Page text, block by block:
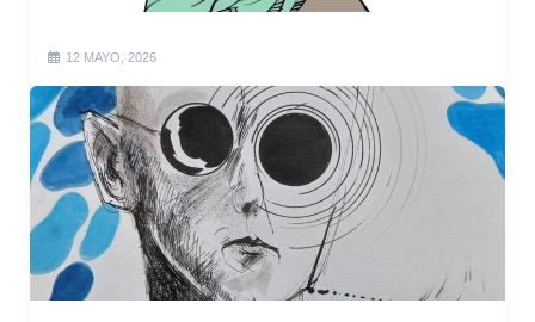
12 MAYO, 2026